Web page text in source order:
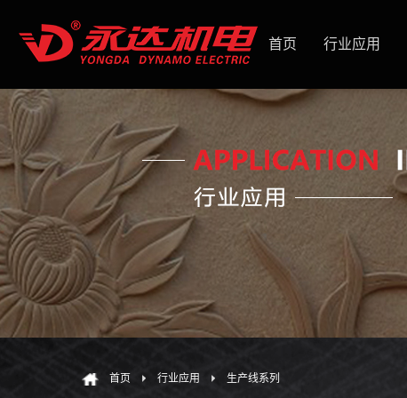
首页 行业应用
首页 行业应用 生产线系列